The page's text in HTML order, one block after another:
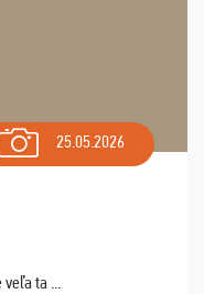
25.05.2026
ta ...